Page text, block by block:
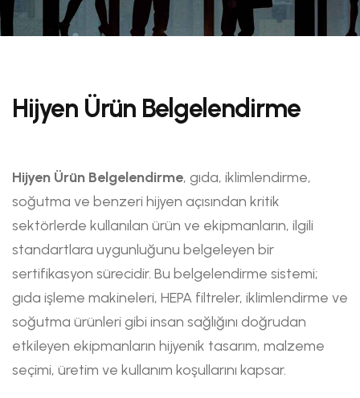
Hijyen Ürün Belgelendirme
Hijyen Ürün Belgelendirme, gıda, iklimlendirme,
soğutma ve benzeri hijyen açısından kritik
sektörlerde kullanılan ürün ve ekipmanların, ilgili
standartlara uygunluğunu belgeleyen bir
sertifikasyon sürecidir. Bu belgelendirme sistemi;
gıda işleme makineleri, HEPA filtreler, iklimlendirme ve
soğutma ürünleri gibi insan sağlığını doğrudan
etkileyen ekipmanların hijyenik tasarım, malzeme
seçimi, üretim ve kullanım koşullarını kapsar.